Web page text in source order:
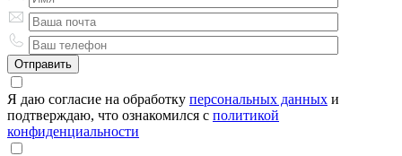
Я даю согласие на обработку персональных данных и
подтверждаю, что ознакомился с политикой
конфиденциальности